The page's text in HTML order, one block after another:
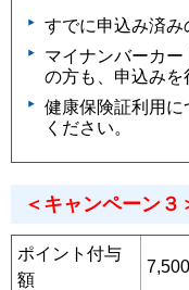
すでに申込み済み
マイナンバーカ
の方も、申込みを
健康保険証利用に
ください。
＜キャンペーン
ポイント付与
額